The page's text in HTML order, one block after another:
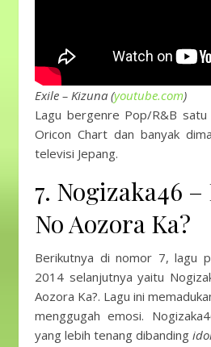
Exile – Kizuna (youtube.com)
Lagu bergenre Pop/R&B
Oricon Chart dan banyak
televisi Jepang.
7. Nogizaka46
No Aozora Ka?
Berikutnya di nomor 7, lagu
2014 selanjutnya yaitu
Aozora Ka?. Lagu ini
menggugah emosi.
yang lebih tenang dibanding